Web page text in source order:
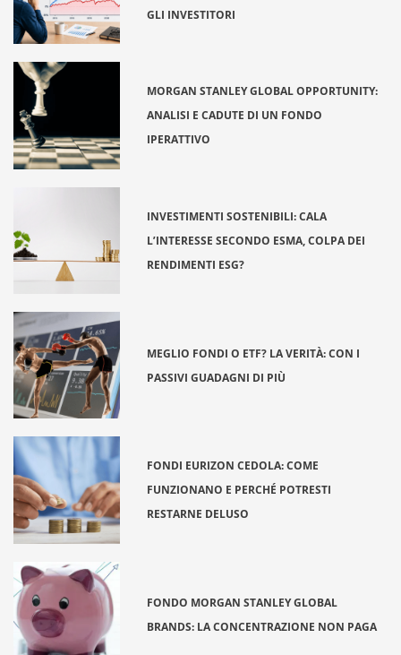
GLI INVESTITORI
MORGAN STANLEY GLOBAL OPPORTUNITY:
ANALISI E CADUTE DI UN FONDO
IPERATTIVO
INVESTIMENTI SOSTENIBILI: CALA
L’INTERESSE SECONDO ESMA, COLPA DEI
RENDIMENTI ESG?
MEGLIO FONDI O ETF? LA VERITÀ: CON I
PASSIVI GUADAGNI DI PIÙ
FONDI EURIZON CEDOLA: COME
FUNZIONANO E PERCHÉ POTRESTI
RESTARNE DELUSO
FONDO MORGAN STANLEY GLOBAL
BRANDS: LA CONCENTRAZIONE NON PAGA